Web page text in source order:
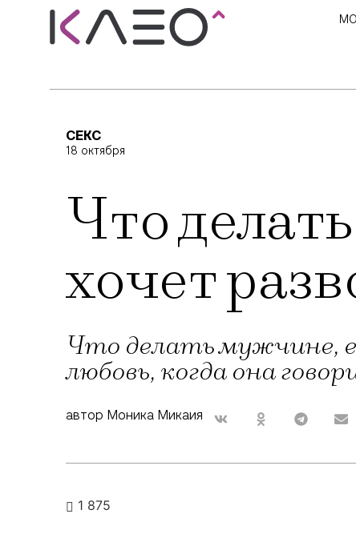
СЕКС
18 октября
Что
хочет
Что делать мужчине,
любовь, когда она
автор Моника Микаия
1 875